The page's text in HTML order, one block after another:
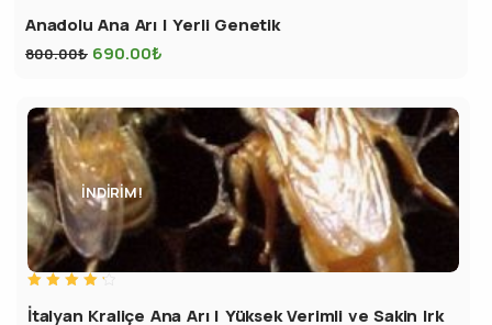
Anadolu Ana Arı | Yerli Genetik
800.00₺ 690.00₺
İNDIRIM!
üzerinden
İtalyan Kraliçe Ana Arı | Yüksek Verimli ve Sakin Irk